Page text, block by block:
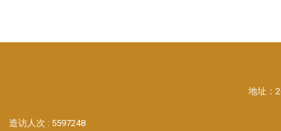
地址：
造访人次 : 5597248